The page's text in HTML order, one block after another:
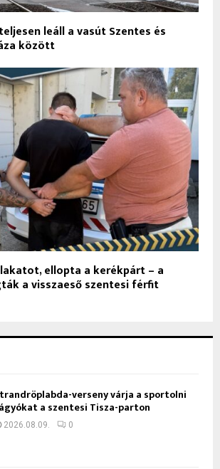
leáll a vasút Szentes és
között
ellopta a kerékpárt – a
a visszaeső szentesi férfit
verseny várja a sportolni
a szentesi Tisza-parton
2026.08.09. 0